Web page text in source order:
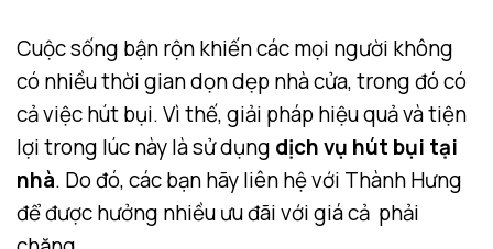
Cuộc sống bận rộn khiến các mọi người không
có nhiều thời gian dọn dẹp nhà cửa, trong đó có
cả việc hút bụi. Vì thế, giải pháp hiệu quả và tiện
lợi trong lúc này là sử dụng dịch vụ hút bụi tại
nhà. Do đó, các bạn hãy liên hệ với Thành Hưng
để được hưởng nhiều ưu đãi với giá cả phải